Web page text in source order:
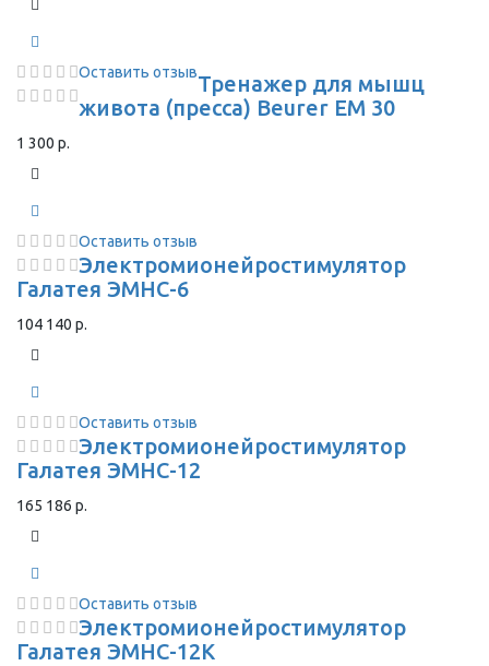
Оставить отзывТренажер для мышц
живота (пресса) Beurer EM 30
1 300 р.
Оставить отзыв
Электромионейростимулятор
Галатея ЭМНС-6
104 140 р.
Оставить отзыв
Электромионейростимулятор
Галатея ЭМНС-12
165 186 р.
Оставить отзыв
Электромионейростимулятор
Галатея ЭМНС-12К